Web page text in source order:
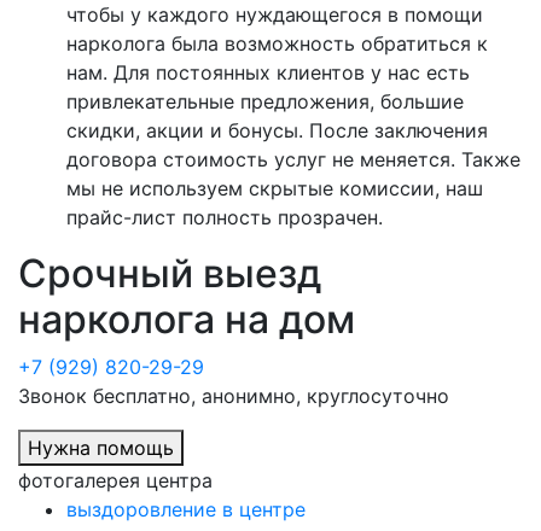
чтобы у каждого нуждающегося в помощи
нарколога была возможность обратиться к
нам. Для постоянных клиентов у нас есть
привлекательные предложения, большие
скидки, акции и бонусы. После заключения
договора стоимость услуг не меняется. Также
мы не используем скрытые комиссии, наш
прайс-лист полность прозрачен.
Срочный выезд
нарколога на дом
+7 (929) 820-29-29
Звонок бесплатно, анонимно, круглосуточно
Нужна помощь
фотогалерея центра
выздоровление в центре